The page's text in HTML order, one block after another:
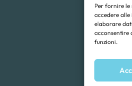
Per fornire le
accedere
elaborare
acconsentire
funzioni.